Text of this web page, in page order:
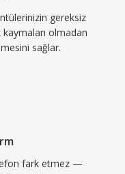
gereksiz
olmadan
sağlar.
fark etmez —